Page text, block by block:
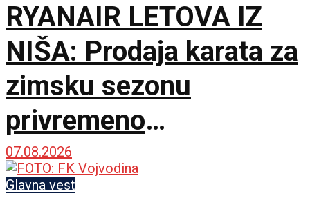
RYANAIR LETOVA IZ
NIŠA: Prodaja karata za
zimsku sezonu
privremeno
obustavljena
07.08.2026
Glavna vest